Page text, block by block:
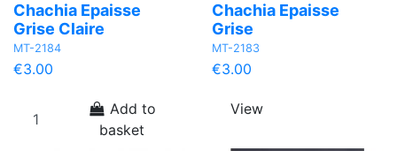
Chachia Epaisse
Grise Claire
MT-2184
€3.00
Add to
basket
Chachia Epaisse
Grise
MT-2183
€3.00
View